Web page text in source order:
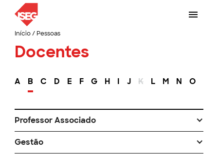
Início/ Pessoas
Docentes
A B C D E F G H I J K L M N O
Professor Associado
Gestão